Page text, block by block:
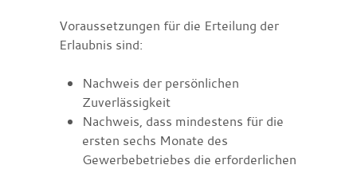
Voraussetzungen für die Erteilung der
Erlaubnis sind:
Nachweis der persönlichen
Zuverlässigkeit
Nachweis, dass mindestens für die
ersten sechs Monate des
Gewerbebetriebes die erforderlichen